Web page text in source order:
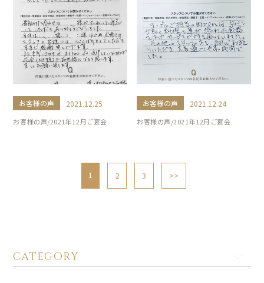
CATEGORY
お客様の声 2021.12.25
お客様の声/2021年12月ご宴会
お客様の声 2021.12.24
お客様の声/2021年12月ご宴会
1 2 3 >>